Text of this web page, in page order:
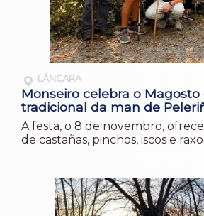
LÁNCARA
Monseiro celebra o
tradicional da man de
A festa, o 8 de novembro,
de castañas, pinchos, iscos e raxo